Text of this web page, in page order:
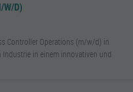
W/D)
Controller Operations (m/w/d) in
in einem innovativen und